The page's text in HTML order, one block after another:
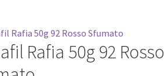
Rafia 50g 92 Rosso